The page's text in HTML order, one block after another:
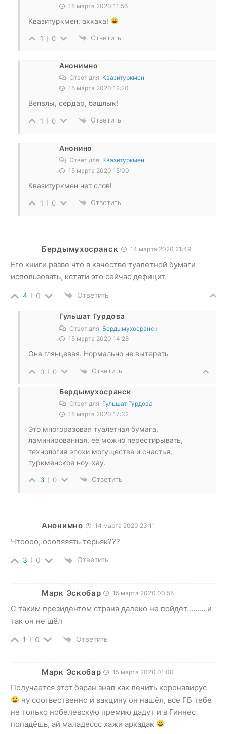
15 марта 2020 11:56
Квазитуркмен, аххаха!
1 0 Ответить
Анонимно
Ответ для Квазитуркмен
15 марта 2020 12:20
Вепвлы, сердар, башлык!
1 0 Ответить
Анонино
Ответ для Квазитуркмен
15 марта 2020 15:00
Квазитуркмен нет слов!
1 0 Ответить
Бердымухосранск 14 марта 2020 21:49
Его книги разве что в качестве туалетной бумаги
использовать, кстати это сейчас дефицит.
4 0 Ответить
Гульшат Гурдова
Ответ для Бердымухосранск
15 марта 2020 14:28
Она глянцевая. Нормально не вытереть
0 0 Ответить
Бердымухосранск
Ответ для Гульшат Гурдова
15 марта 2020 17:32
Это многоразовая туалетная бумага,
ламинированная, её можно перестирывать,
технология эпохи могущества и счастья,
туркменское ноу-хау.
3 0 Ответить
Анонимно 14 марта 2020 23:11
Чтоооо, ооопяяять терьяк???
3 0 Ответить
Марк Эскобар 15 марта 2020 00:55
С таким президентом страна далеко не пойдёт……… и
так он не шёл
1 0 Ответить
Марк Эскобар 15 марта 2020 01:00
Получается этот баран знал как лечить коронавирус
ну соотвественно и вакцину он нашёл, все ГБ тебе
не только нобелевскую премию дадут и в Гиннес
попадёшь, ай маладессс хажи аркадак